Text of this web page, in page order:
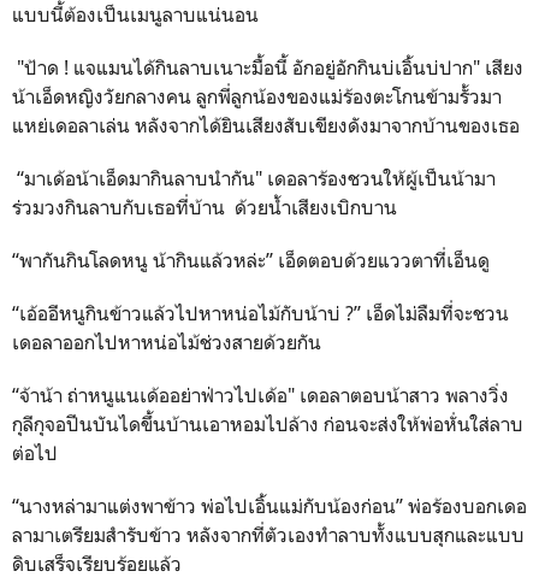
แบบนี้ต้องเป็นเมนูลาบแน่นอน
"ป้าด ! แจแมนได้กินลาบเนาะมื้อนี้ อักอยู่อักกินบ่เอิ้นบ่ปาก" เสียง
น้าเอ็ดหญิงวัยกลางคน ลูกพี่ลูกน้องของแม่ร้องตะโกนข้ามรั้วมา
แหย่เดอลาเล่น หลังจากได้ยินเสียงสับเขียงดังมาจากบ้านของเธอ
“มาเด้อน้าเอ็ดมากินลาบนำกัน" เดอลาร้องชวนให้ผู้เป็นน้ามา
ร่วมวงกินลาบกับเธอที่บ้าน ด้วยน้ำเสียงเบิกบาน
“พากันกินโลดหนู น้ากินแล้วหล่ะ” เอ็ดตอบด้วยแววตาที่เอ็นดู
“เอ้ออีหนูกินข้าวแล้วไปหาหน่อไม้กับน้าบ่ ?” เอ็ดไม่ลืมที่จะชวน
เดอลาออกไปหาหน่อไม้ช่วงสายด้วยกัน
“จ้าน้า ถ่าหนูแนเด้ออย่าฟ่าวไปเด้อ" เดอลาตอบน้าสาว พลางวิ่ง
กุลีกุจอปีนบันไดขึ้นบ้านเอาหอมไปล้าง ก่อนจะส่งให้พ่อหั่นใส่ลาบ
ต่อไป
“นางหล่ามาแต่งพาข้าว พ่อไปเอิ้นแม่กับน้องก่อน” พ่อร้องบอกเดอ
ลามาเตรียมสำรับข้าว หลังจากที่ตัวเองทำลาบทั้งแบบสุกและแบบ
ดิบเสร็จเรียบร้อยแล้ว